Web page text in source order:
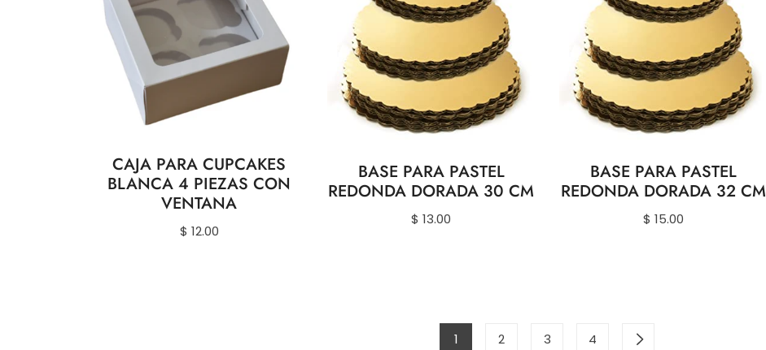
CAJA PARA CUPCAKES
BLANCA 4 PIEZAS CON
VENTANA
Precio
$ 12.00
BASE PARA PASTEL
REDONDA DORADA 30 CM
Precio
$ 13.00
BASE PARA PASTEL
REDONDA DORADA 32 CM
Precio
$ 15.00
1 2 3 4